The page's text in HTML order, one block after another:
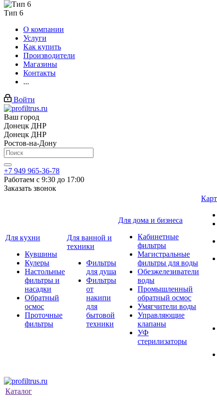
Тип 6
О компании
Услуги
Как купить
Производители
Магазины
Контакты
...
Войти
Ваш город
Донецк ДНР
Донецк ДНР
Ростов-на-Дону
+7 949 965-36-78
Работаем с 9:30 до 17:00
Заказать звонок
Для кухни
Кувшины
Кулеры
Настольные
фильтры и
насадки
Обратный
осмос
Проточные
фильтры
Для ванной и
техники
Фильтры
для душа
Фильтры
от
накипи
для
бытовой
техники
Для дома и бизнеса
Кабинетные
фильтры
Магистральные
фильтры для воды
Обезжелезиватели
воды
Промышленный
обратный осмос
Умягчители воды
Управляющие
клапаны
УФ
стерилизаторы
Каталог